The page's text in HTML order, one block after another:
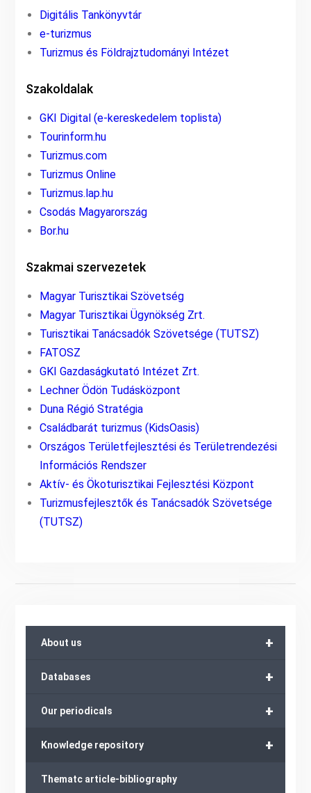
Digitális Tankönyvtár
e-turizmus
Turizmus és Földrajztudományi Intézet
Szakoldalak
GKI Digital (e-kereskedelem toplista)
Tourinform.hu
Turizmus.com
Turizmus Online
Turizmus.lap.hu
Csodás Magyarország
Bor.hu
Szakmai szervezetek
Magyar Turisztikai Szövetség
Magyar Turisztikai Ügynökség Zrt.
Turisztikai Tanácsadók Szövetsége (TUTSZ)
FATOSZ
GKI Gazdaságkutató Intézet Zrt.
Lechner Ödön Tudásközpont
Duna Régió Stratégia
Családbarát turizmus (KidsOasis)
Országos Területfejlesztési és Területrendezési
Információs Rendszer
Aktív- és Ökoturisztikai Fejlesztési Központ
Turizmusfejlesztők és Tanácsadók Szövetsége
(TUTSZ)
+
About us
+
Databases
+
Our periodicals
+
Knowledge repository
Thematc article-bibliography